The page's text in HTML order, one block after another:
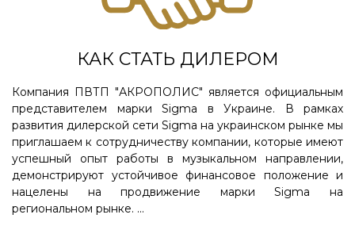
КАК СТАТЬ ДИЛЕРОМ
Компания ПВТП "АКРОПОЛИС" является официальным
представителем марки Sigma в Украине. В рамках
развития дилерской сети Sigma на украинском рынке мы
приглашаем к сотрудничеству компании, которые имеют
успешный опыт работы в музыкальном направлении,
демонстрируют устойчивое финансовое положение и
нацелены на продвижение марки Sigma на
региональном рынке. ...